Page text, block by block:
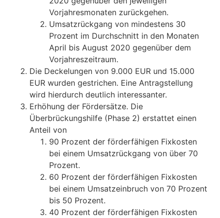
Vorjahresmonaten zurückgehen.
Umsatzrückgang von mindestens 30
Prozent im Durchschnitt in den Monaten
April bis August 2020 gegenüber dem
Vorjahreszeitraum.
Die Deckelungen von 9.000 EUR und 15.000
EUR wurden gestrichen. Eine Antragstellung
wird hierdurch deutlich interessanter.
Erhöhung der Fördersätze. Die
Überbrückungshilfe (Phase 2) erstattet einen
Anteil von
90 Prozent der förderfähigen Fixkosten
bei einem Umsatzrückgang von über 70
Prozent.
60 Prozent der förderfähigen Fixkosten
bei einem Umsatzeinbruch von 70 Prozent
bis 50 Prozent.
40 Prozent der förderfähigen Fixkosten